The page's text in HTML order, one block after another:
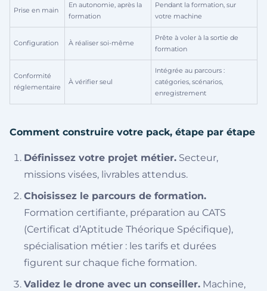
Prise en main
En autonomie, après la
formation
Pendant la formation, sur
votre machine
Configuration À réaliser soi-même
Prête à voler à la sortie de
formation
Conformité
réglementaire
À vérifier seul
Intégrée au parcours :
catégories, scénarios,
enregistrement
Comment construire votre pack, étape par étape
Définissez votre projet métier. Secteur,
missions visées, livrables attendus.
Choisissez le parcours de formation.
Formation certifiante, préparation au CATS
(Certificat d’Aptitude Théorique Spécifique),
spécialisation métier : les tarifs et durées
figurent sur chaque fiche formation.
Validez le drone avec un conseiller. Machine,